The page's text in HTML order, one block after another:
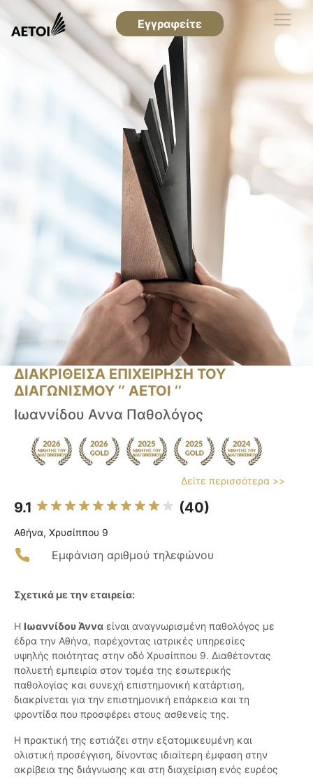
Εγγραφείτε
ΔΙΑΚΡΙΘΕΙΣΑ ΕΠΙΧΕΙΡΗΣΗ ΤΟΥ
ΔΙΑΓΩΝΙΣΜΟΥ ‘’ ΑΕΤΟΙ ‘’
Ιωαννίδου Αννα Παθολόγος
Δείτε περισσότερα >>
9.1 (40)
Αθήνα, Χρυσίππου 9
Εμφάνιση αριθμού τηλεφώνου
Σχετικά με την εταιρεία:
Η Ιωαννίδου Άννα είναι αναγνωρισμένη παθολόγος με
έδρα την Αθήνα, παρέχοντας ιατρικές υπηρεσίες
υψηλής ποιότητας στην οδό Χρυσίππου 9. Διαθέτοντας
πολυετή εμπειρία στον τομέα της εσωτερικής
παθολογίας και συνεχή επιστημονική κατάρτιση,
διακρίνεται για την επιστημονική επάρκεια και τη
φροντίδα που προσφέρει στους ασθενείς της.
Η πρακτική της εστιάζει στην εξατομικευμένη και
ολιστική προσέγγιση, δίνοντας ιδιαίτερη έμφαση στην
ακρίβεια της διάγνωσης και στη διαχείριση ενός ευρέος